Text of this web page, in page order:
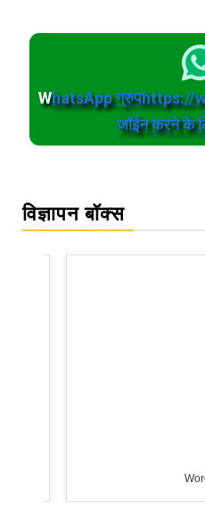
WhatsApp ग्रुपhttps://
जॉईन करने के
विज्ञापन बॉक्स